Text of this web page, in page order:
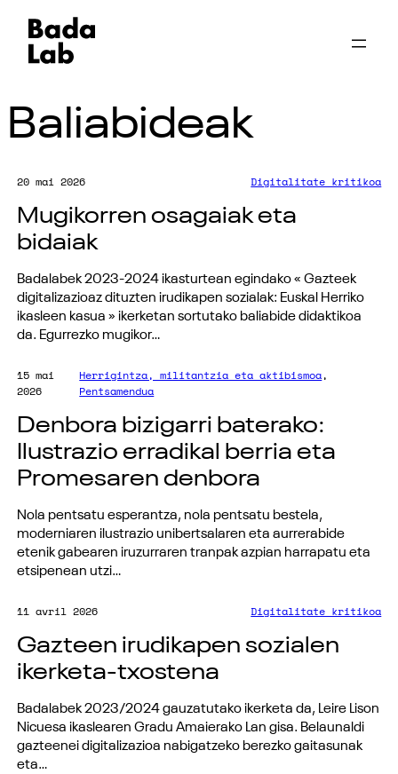
Baliabideak
20 mai 2026 Digitalitate kritikoa
Mugikorren osagaiak eta
bidaiak
Badalabek 2023-2024 ikasturtean egindako « Gazteek
digitalizazioaz dituzten irudikapen sozialak: Euskal Herriko
ikasleen kasua » ikerketan sortutako baliabide didaktikoa
da. Egurrezko mugikor…
15 mai
2026
Herrigintza, militantzia eta aktibismoa
Pentsamendua
Denbora bizigarri baterako:
Ilustrazio erradikal berria eta
Promesaren denbora
Nola pentsatu esperantza, nola pentsatu bestela,
moderniaren ilustrazio unibertsalaren eta aurrerabide
etenik gabearen iruzurraren tranpak azpian harrapatu eta
etsipenean utzi…
11 avril 2026 Digitalitate kritikoa
Gazteen irudikapen sozialen
ikerketa-txostena
Badalabek 2023/2024 gauzatutako ikerketa da, Leire Lison
Nicuesa ikaslearen Gradu Amaierako Lan gisa. Belaunaldi
gazteenei digitalizazioa nabigatzeko berezko gaitasunak
eta…